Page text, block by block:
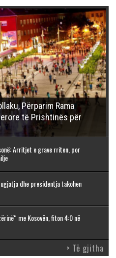
Përparim Rama
të Prishtinës për
Arritjet e grave rriten, por
dhe presidentja takohen
me Kosovën, fiton 4:0 në
> Të gjitha